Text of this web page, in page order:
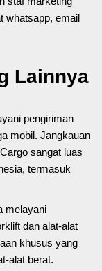
whatsapp, email
Lainnya
pengiriman
mobil. Jangkauan
sangat luas
termasuk
melayani
dan alat-alat
khusus yang
alat berat.